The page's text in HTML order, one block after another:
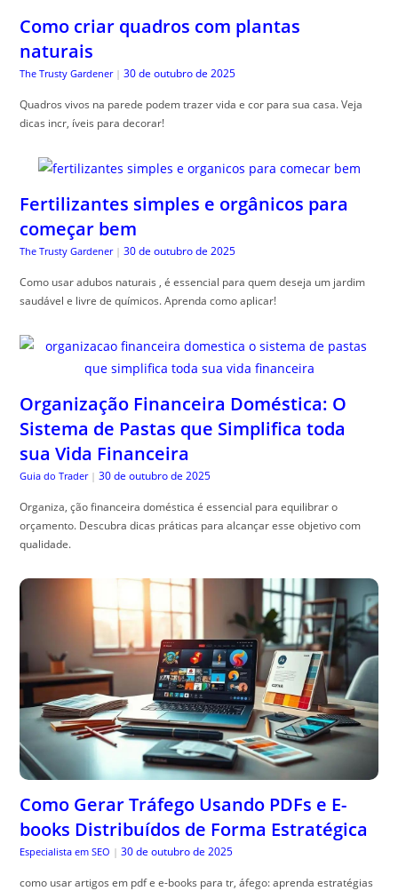
Como criar quadros com plantas
naturais
The Trusty Gardener | 30 de outubro de 2025
Quadros vivos na parede podem trazer vida e cor para sua casa. Veja
dicas incr, íveis para decorar!
Fertilizantes simples e orgânicos para
começar bem
The Trusty Gardener | 30 de outubro de 2025
Como usar adubos naturais , é essencial para quem deseja um jardim
saudável e livre de químicos. Aprenda como aplicar!
Organização Financeira Doméstica: O
Sistema de Pastas que Simplifica toda
sua Vida Financeira
Guia do Trader | 30 de outubro de 2025
Organiza, ção financeira doméstica é essencial para equilibrar o
orçamento. Descubra dicas práticas para alcançar esse objetivo com
qualidade.
Como Gerar Tráfego Usando PDFs e E-
books Distribuídos de Forma Estratégica
Especialista em SEO | 30 de outubro de 2025
como usar artigos em pdf e e-books para tr, áfego: aprenda estratégias